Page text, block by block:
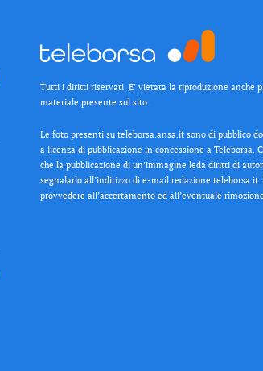
Tutti i diritti riservati. E’ vietata la riproduzione anche
materiale presente sul sito.
Le foto presenti su teleborsa.ansa.it sono di pubblico
a licenza di pubblicazione in concessione a Teleborsa.
che la pubblicazione di un’immagine leda diritti di
segnalarlo all’indirizzo di e-mail redazione teleborsa.it.
provvedere all’accertamento ed all’eventuale rimozione.